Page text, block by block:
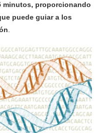
minutos, proporcionando
puede guiar a los
.